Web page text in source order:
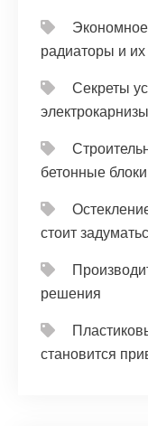
радиаторы и
Секреты
бетонные
стоит
решения
становится